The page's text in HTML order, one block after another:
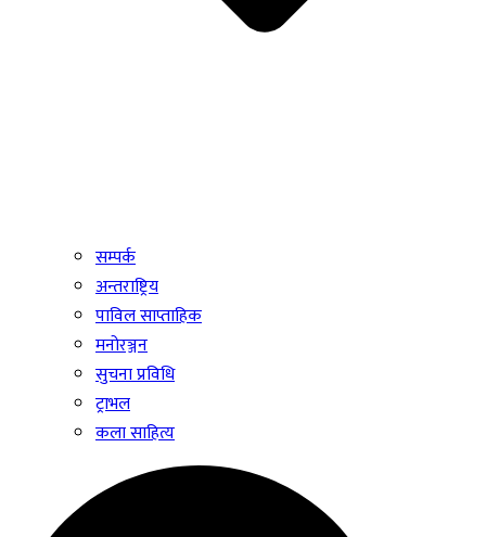
सम्पर्क
अन्तराष्ट्रिय
पाविल साप्ताहिक
मनोरञ्जन
सुचना प्रविधि
ट्राभल
कला साहित्य